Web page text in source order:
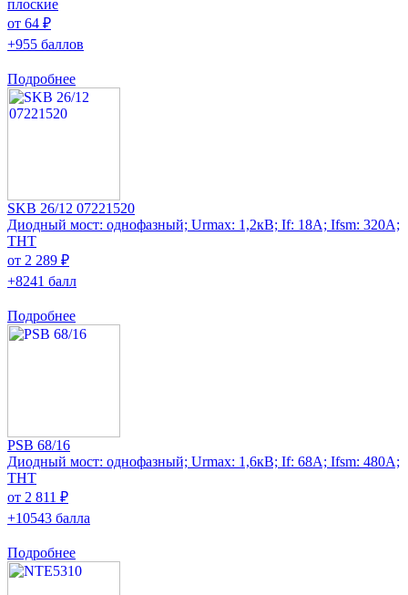
плоские
от 64 ₽
+955 баллов
Подробнее
SKB 26/12 07221520
Диодный мост: однофазный; Urmax: 1,2кВ; If: 18А; Ifsm: 320А;
THT
от 2 289 ₽
+8241 балл
Подробнее
PSB 68/16
Диодный мост: однофазный; Urmax: 1,6кВ; If: 68А; Ifsm: 480А;
THT
от 2 811 ₽
+10543 балла
Подробнее